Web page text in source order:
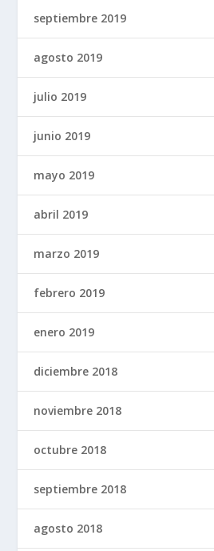
septiembre 2019
agosto 2019
julio 2019
junio 2019
mayo 2019
abril 2019
marzo 2019
febrero 2019
enero 2019
diciembre 2018
noviembre 2018
octubre 2018
septiembre 2018
agosto 2018